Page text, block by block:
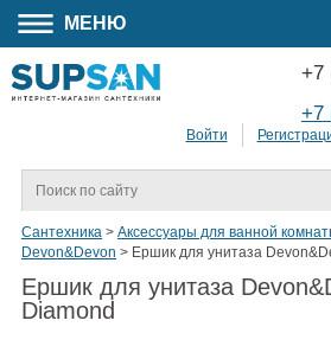
МЕНЮ
Войти
+7
+7
Сантехника > Аксессуары для ванной
Devon&Devon > Ершик для унитаза
Ершик для унитаза
Diamond